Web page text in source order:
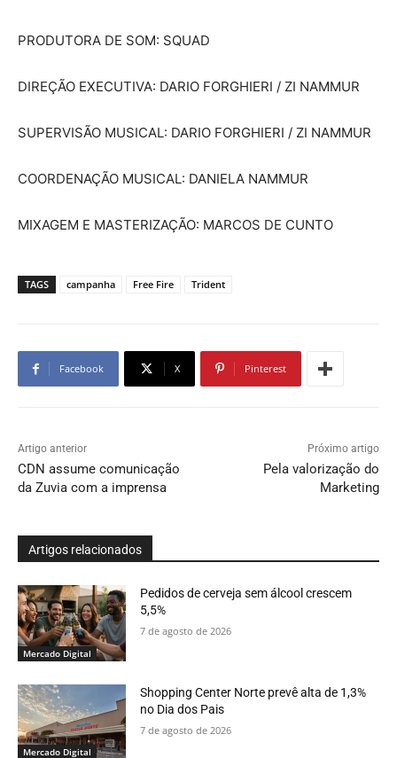
PRODUTORA DE SOM: SQUAD
DIREÇÃO EXECUTIVA: DARIO FORGHIERI / ZI NAMMUR
SUPERVISÃO MUSICAL: DARIO FORGHIERI / ZI NAMMUR
COORDENAÇÃO MUSICAL: DANIELA NAMMUR
MIXAGEM E MASTERIZAÇÃO: MARCOS DE CUNTO
TAGS campanha Free Fire Trident
Facebook X Pinterest
Artigo anterior
CDN assume comunicação
da Zuvia com a imprensa
Próximo artigo
Pela valorização do
Marketing
Artigos relacionados
Mercado Digital
Pedidos de cerveja sem álcool crescem
5,5%
7 de agosto de 2026
Mercado Digital
Shopping Center Norte prevê alta de 1,3%
no Dia dos Pais
7 de agosto de 2026